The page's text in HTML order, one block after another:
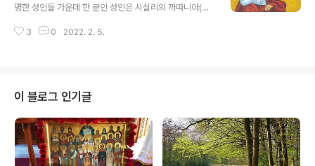
하지 않은 상태로 발에까지 닿도록 자라나 있었으며, 성인
양을 드림으로써 정욕(情慾)과 분노, 교만 등 영혼을 거스
명한 성인들 가운데 한 분인 성인은 시실리의 까따니아(Ca
건한 삶을 살았던 성인은 자신의 외적 아름다움에 더하여
방 장관 퀸티니우스는 재판정에 나타난 성인의 아름다움에
끌려 자신과 결혼해줄 것을 제안하였다. 그러나 거절을 당
하자 한 달 동안 사악한 여인 아프로디시아에게 맡겼고, 그
여자는 성녀가 퀸티니우스의 제의를 받아들이도록 온갖 간
사한 방법으로 유혹하였다. 그러나 아무리 꾀어도 성인이
굳건한 바위 같은 신..
3 0 2022. 2. 5.
이 블로그 인기글